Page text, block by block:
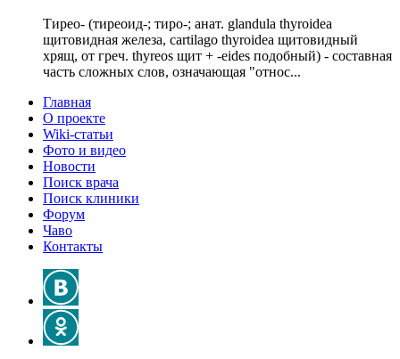
Тирео- (тиреоид-; тиро-; анат. glandula thyroidea
щитовидная железа, cartilago thyroidea щитовидный
хрящ, от греч. thyreos щит + -eides подобный) - составная
часть сложных слов, означающая "относ...
Главная
О проекте
Wiki-статьи
Фото и видео
Новости
Поиск врача
Поиск клиники
Форум
Чаво
Контакты